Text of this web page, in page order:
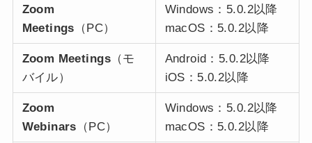
Zoom
Meetings （PC）
Windows：5.0.2以降
macOS：5.0.2以降
Zoom Meetings（モ
バイル）
Android：5.0.2以降
iOS：5.0.2以降
Zoom
Webinars （PC）
Windows：5.0.2以降
macOS：5.0.2以降